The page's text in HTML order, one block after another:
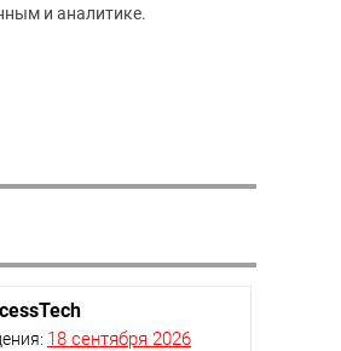
и аналитике.
18 сентября 2026